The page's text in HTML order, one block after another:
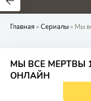
Главная » Сериалы» Мы
МЫ ВСЕ МЕРТВЫ
ОНЛАЙН